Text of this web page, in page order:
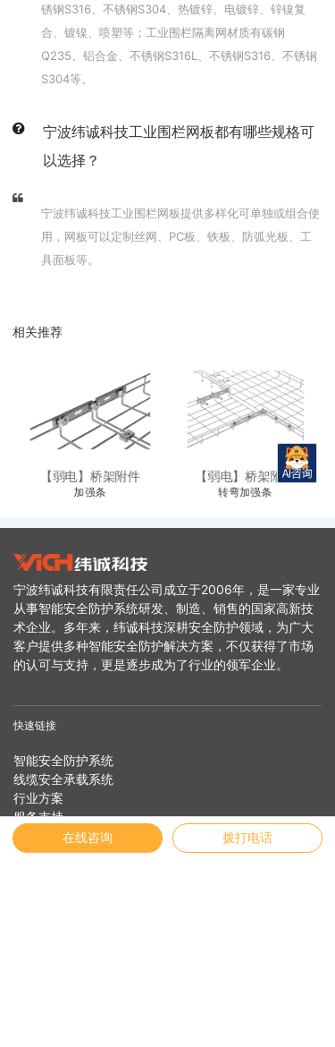
锈钢S316、不锈钢S304、热镀锌、电镀锌、锌镍复
合、镀镍、喷塑等；工业围栏隔离网材质有碳钢
Q235、铝合金、不锈钢S316L、不锈钢S316、不锈钢
S304等。
宁波纬诚科技工业围栏网板都有哪些规格可
以选择？
宁波纬诚科技工业围栏网板提供多样化可单独或组合使
用，网板可以定制丝网、PC板、铁板、防弧光板、工
具面板等。
相关推荐
【弱电】桥架附件
加强条
【弱电】桥架附件
转弯加强条
宁波纬诚科技有限责任公司成立于2006年，是一家专业
从事智能安全防护系统研发、制造、销售的国家高新技
术企业。多年来，纬诚科技深耕安全防护领域，为广大
客户提供多种智能安全防护解决方案，不仅获得了市场
的认可与支持，更是逐步成为了行业的领军企业。
快速链接
智能安全防护系统
线缆安全承载系统
行业方案
服务支持
安全专家
关于纬诚
在线咨询 拨打电话